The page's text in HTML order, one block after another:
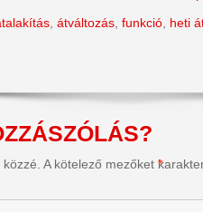
átváltozás funkció heti
A kötelező mezőket *